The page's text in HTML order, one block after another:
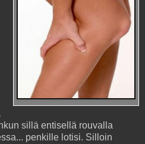
sillä entisellä rouvalla
penkille lotisi. Silloin